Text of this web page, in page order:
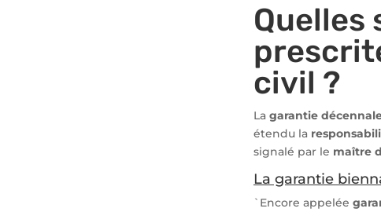
Quelles
civil ?
La garantie
étendu la
signalé par le maître
La garantie
`Encore appelée